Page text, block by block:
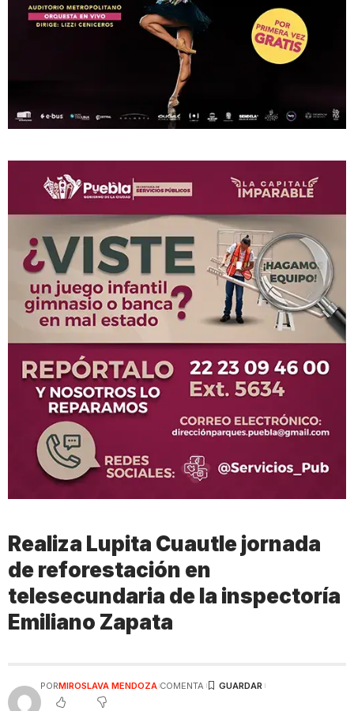
Realiza Lupita Cuautle jornada
de reforestación en
telesecundaria de la inspectoría
Emiliano Zapata
PORMIROSLAVA MENDOZA COMENTA